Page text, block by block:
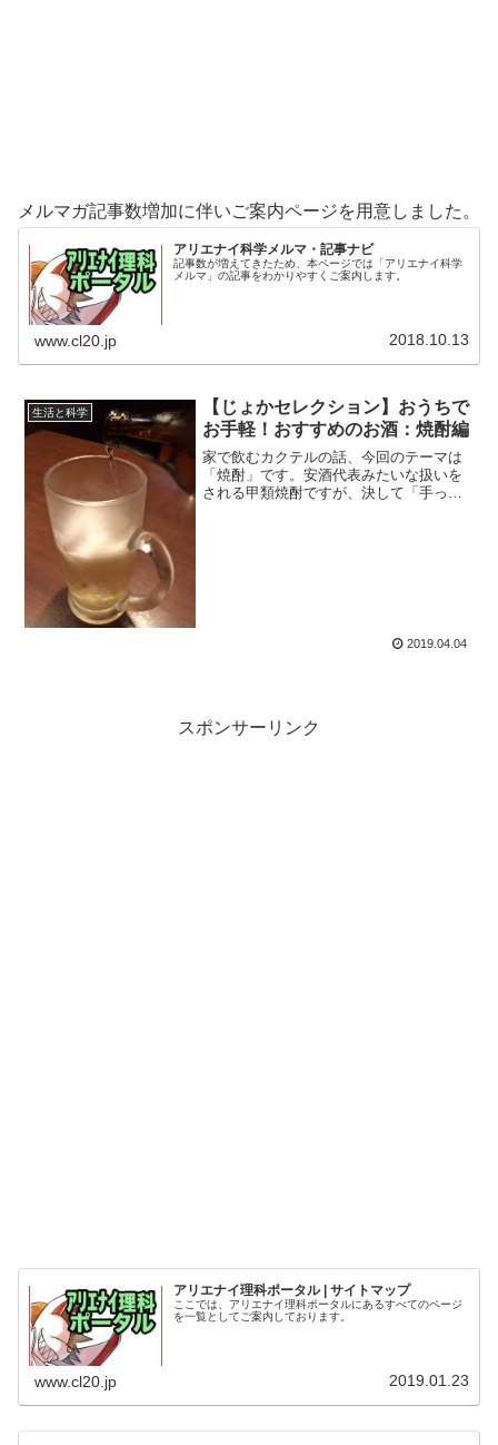
メルマガ記事数増加に伴いご案内ページを用意しました。
アリエナイ科学メルマ・記事ナビ
記事数が増えてきたため、本ページでは「アリエナイ科学
メルマ」の記事をわかりやすくご案内します。
www.cl20.jp 2018.10.13
生活と科学
【じょかセレクション】おうちで
お手軽！おすすめのお酒：焼酎編
家で飲むカクテルの話、今回のテーマは
「焼酎」です。安酒代表みたいな扱いを
される甲類焼酎ですが、決して「手っ取
2019.04.04
スポンサーリンク
アリエナイ理科ポータル | サイトマップ
ここでは、アリエナイ理科ポータルにあるすべてのページ
を一覧としてご案内しております。
www.cl20.jp 2019.01.23